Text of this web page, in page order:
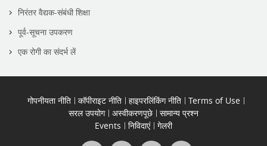
निरंतर वैद्यक-संबंधी शिक्षा
पूर्व-सूचना उपकरण
एक रोगी का संदर्भ लें
गोपनीयता नीति कॉपीराइट नीति हाइपरलिंकिंग नीति
Terms of Use
सरल उपयोग
अस्वीकरणपूछे
सामान्य प्रश्न
Events
निविदाएं गेलरी